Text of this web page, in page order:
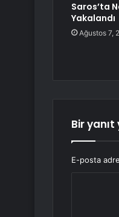
Saros’ta
Yakalandı
Ağustos 7,
Bir yanıt
E-posta